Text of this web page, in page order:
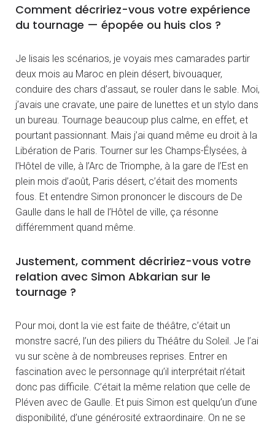
Comment décririez-vous votre expérience
du tournage — épopée ou huis clos ?
Je lisais les scénarios, je voyais mes camarades partir
deux mois au Maroc en plein désert, bivouaquer,
conduire des chars d’assaut, se rouler dans le sable. Moi,
j’avais une cravate, une paire de lunettes et un stylo dans
un bureau. Tournage beaucoup plus calme, en effet, et
pourtant passionnant. Mais j’ai quand même eu droit à la
Libération de Paris. Tourner sur les Champs-Élysées, à
l’Hôtel de ville, à l’Arc de Triomphe, à la gare de l’Est en
plein mois d’août, Paris désert, c’était des moments
fous. Et entendre Simon prononcer le discours de De
Gaulle dans le hall de l’Hôtel de ville, ça résonne
différemment quand même.
Justement, comment décririez-vous votre
relation avec Simon Abkarian sur le
tournage ?
Pour moi, dont la vie est faite de théâtre, c’était un
monstre sacré, l’un des piliers du Théâtre du Soleil. Je l’ai
vu sur scène à de nombreuses reprises. Entrer en
fascination avec le personnage qu’il interprétait n’était
donc pas difficile. C’était la même relation que celle de
Pléven avec de Gaulle. Et puis Simon est quelqu’un d’une
disponibilité, d’une générosité extraordinaire. On ne se